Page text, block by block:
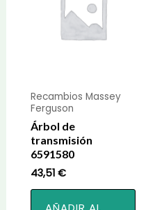
Recambios Massey
Ferguson
Árbol de
transmisión
6591580
43,51 €